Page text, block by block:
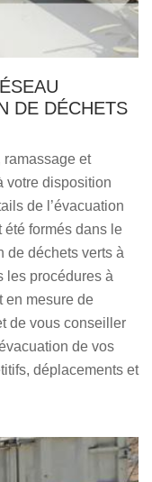
DE DÉCHETS
ramassage et
votre disposition
de l’évacuation
été formés dans le
de déchets verts à
les procédures à
en mesure de
de vous conseiller
de vos
déplacements et